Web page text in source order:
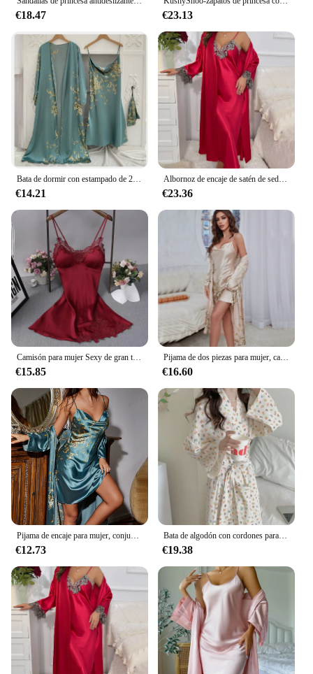
€18.47 €23.13
Bata de dormir con estampado de 2 piezas para mujer, Kimono nupcial, bata de baño, lencería de satén con cuello en V, Camisón con tirantes
€14.21
Albornoz de encaje de satén de seda para mujer, camisón sin mangas con cuello en V, ropa de dormir de 2 piezas con cordones, ropa de dormir para otoño y primavera
€23.36
Camisón para mujer Sexy de gran tamaño para M-4XL, vestido de dormir de satén sedoso con correa de encaje, ropa de dormir para el hogar, Camisón con almohadilla para el pecho
€15.85
Pijama de dos piezas para mujer, camisón de satén Sexy con estampado de cerezas pequeñas, ropa de dormir, traje para el hogar
€16.60
Pijama de encaje para mujer, conjunto de dos piezas, ropa de abrigo fina, longitud media, 4 estaciones
€12.73
Bata de algodón con cordones para mujer, Kimono informal holgado con estampado de oso de cerezo, para primavera y otoño, S-XL
€19.38